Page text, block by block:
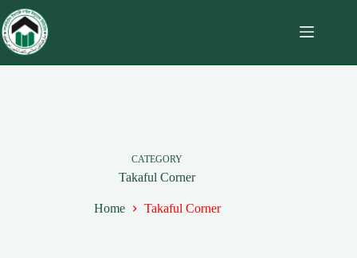
CATEGORY
Takaful Corner
Home Takaful Corner